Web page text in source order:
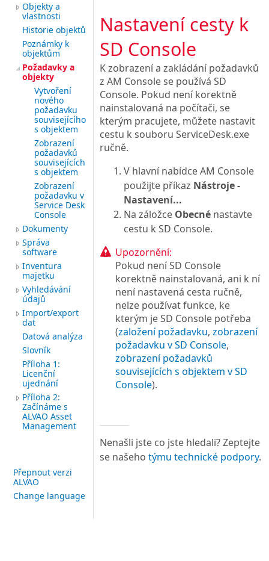
Objekty a
vlastnosti
Historie objektů
Poznámky k
objektům
Požadavky a
objekty
Vytvoření
nového
požadavku
souvisejícího
s objektem
Zobrazení
požadavků
souvisejících
s objektem
Zobrazení
požadavku v
Service Desk
Console
Dokumenty
Správa
software
Inventura
majetku
Vyhledávání
údajů
Import/export
dat
Datová analýza
Slovník
Příloha 1:
Licenční
ujednání
Příloha 2:
Začínáme s
ALVAO Asset
Management
Přepnout verzi
ALVAO
Change language
Nastavení cesty k
SD Console
K zobrazení a zakládání požadavků
z AM Console se používá SD
Console. Pokud není korektně
nainstalovaná na počítači, se
kterým pracujete, můžete nastavit
cestu k souboru ServiceDesk.exe
ručně.
V hlavní nabídce AM Console
použijte příkaz Nástroje -
Nastavení...
Na záložce Obecné nastavte
cestu k SD Console.
Upozornění:
Pokud není SD Console
korektně nainstalovaná, ani k ní
není nastavená cesta ručně,
nelze používat funkce, ke
kterým je SD Console potřeba
(založení požadavku, zobrazení
požadavku v SD Console,
zobrazení požadavků
souvisejících s objektem v SD
Console).
Nenašli jste co jste hledali? Zeptejte
se našeho týmu technické podpory.